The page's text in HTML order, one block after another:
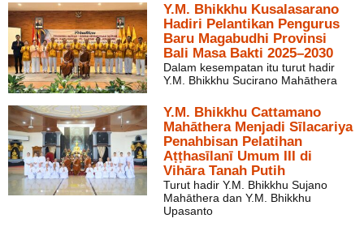
Y.M. Bhikkhu Kusalasarano
Hadiri Pelantikan Pengurus
Baru Magabudhi Provinsi
Bali Masa Bakti 2025–2030
Dalam kesempatan itu turut hadir
Y.M. Bhikkhu Sucirano Mahāthera
Y.M. Bhikkhu Cattamano
Mahāthera Menjadi Sīlacariya
Penahbisan Pelatihan
Aṭṭhasīlanī Umum III di
Vihāra Tanah Putih
Turut hadir Y.M. Bhikkhu Sujano
Mahāthera dan Y.M. Bhikkhu
Upasanto